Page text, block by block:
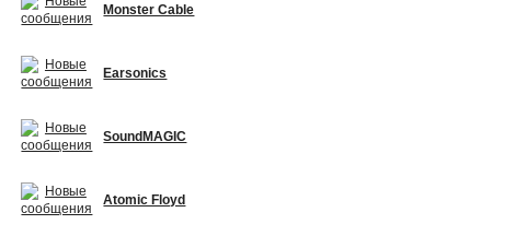
Monster Cable
Earsonics
SoundMAGIC
Atomic Floyd